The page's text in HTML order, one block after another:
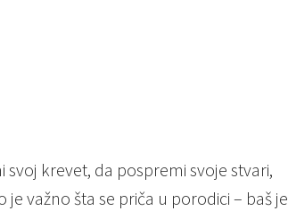
krevet, da pospremi svoje stvari,
važno šta se priča u porodici – baš je